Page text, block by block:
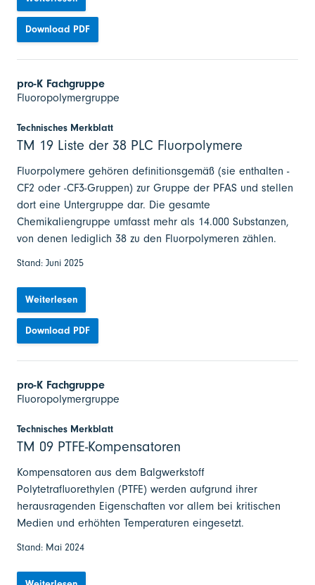
Download PDF
pro-K Fachgruppe
Fluoropolymergruppe
Technisches Merkblatt
TM 19 Liste der 38 PLC Fluorpolymere
Fluorpolymere gehören definitionsgemäß (sie enthalten -
CF2 oder -CF3-Gruppen) zur Gruppe der PFAS und stellen
dort eine Untergruppe dar. Die gesamte
Chemikaliengruppe umfasst mehr als 14.000 Substanzen,
von denen lediglich 38 zu den Fluorpolymeren zählen.
Stand: Juni 2025
Weiterlesen
Download PDF
pro-K Fachgruppe
Fluoropolymergruppe
Technisches Merkblatt
TM 09 PTFE-Kompensatoren
Kompensatoren aus dem Balgwerkstoff
Polytetrafluorethylen (PTFE) werden aufgrund ihrer
herausragenden Eigenschaften vor allem bei kritischen
Medien und erhöhten Temperaturen eingesetzt.
Stand: Mai 2024